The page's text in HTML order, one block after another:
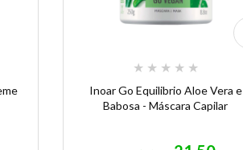
★ ★ ★ ★ ★
Inoar Go Equilibrio Aloe Vera e
Babosa - Máscara Capilar